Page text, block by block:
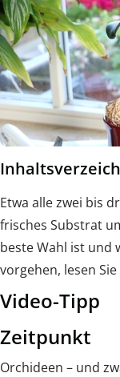
Etwa alle zwei bis
frisches Substrat
beste Wahl ist und
vorgehen, lesen
Video-Tipp
Zeitpunkt
Orchideen – und